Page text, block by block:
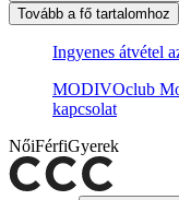
Tovább a fő tartalomhoz
Ingyenes átvétel
MODIVOclub
kapcsolat
NőiFérfiGyerek